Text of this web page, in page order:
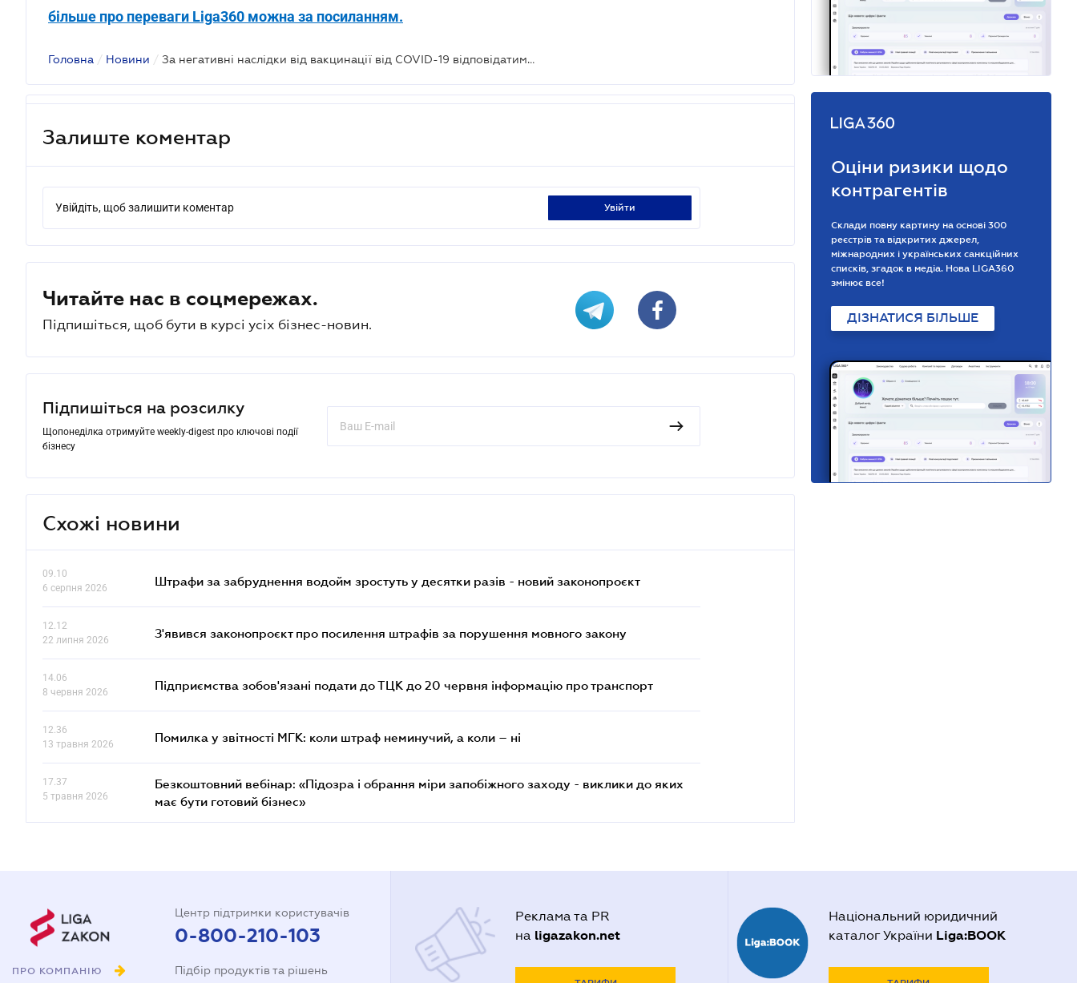
більше про переваги Liga360 можна за посиланням.
Головна / Новини / За негативні наслідки від вакцинації від COVID-19 відповідатиме держава
Залиште коментар
Увійдіть, щоб залишити коментар увійти
Читайте нас в соцмережах.
Підпишіться, щоб бути в курсі усіх бізнес-новин.
Підпишіться на розсилку
Щопонеділка отримуйте weekly-digest про ключові події
бізнесу
Схожі новини
09.10
6 серпня 2026
Штрафи за забруднення водойм зростуть у десятки разів - новий законопроєкт
12.12
22 липня 2026
З'явився законопроєкт про посилення штрафів за порушення мовного закону
14.06
8 червня 2026
Підприємства зобов'язані подати до ТЦК до 20 червня інформацію про транспорт
12.36
13 травня 2026
Помилка у звітності МГК: коли штраф неминучий, а коли – ні
17.37
5 травня 2026
Безкоштовний вебінар: «Підозра і обрання міри запобіжного заходу - виклики до яких
має бути готовий бізнес»
Оціни ризики щодо
контрагентів
Склади повну картину на основі 300
реєстрів та відкритих джерел,
міжнародних і українських санкційних
списків, згадок в медіа. Нова LIGA360
змінює все!
ДІЗНАТИСЯ БІЛЬШЕ
ПРО КОМПАНІЮ
Центр підтримки користувачів
0-800-210-103
Підбір продуктів та рішень
Реклама та PR
на ligazakon.net
Національний юридичний
каталог України Liga:BOOK